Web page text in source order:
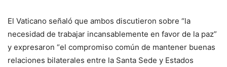
El Vaticano señaló que ambos discutieron sobre “la
necesidad de trabajar incansablemente en favor de la paz”
y expresaron “el compromiso común de mantener buenas
relaciones bilaterales entre la Santa Sede y Estados